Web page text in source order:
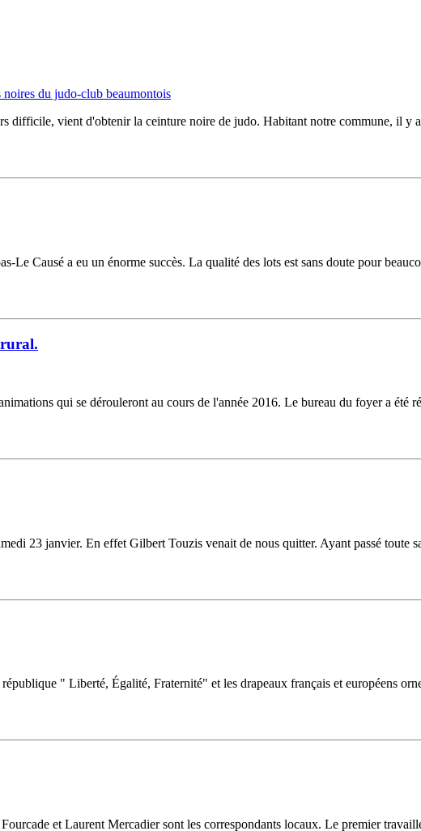
difficile, vient d'obtenir la ceinture noire de judo. Habitant notre commune, il y a
Le Causé a eu un énorme succès. La qualité des lots est sans doute pour
qui se dérouleront au cours de l'année 2016. Le bureau du foyer a été
23 janvier. En effet Gilbert Touzis venait de nous quitter. Ayant passé toute
" Liberté, Égalité, Fraternité" et les drapeaux français et européens
et Laurent Mercadier sont les correspondants locaux. Le premier